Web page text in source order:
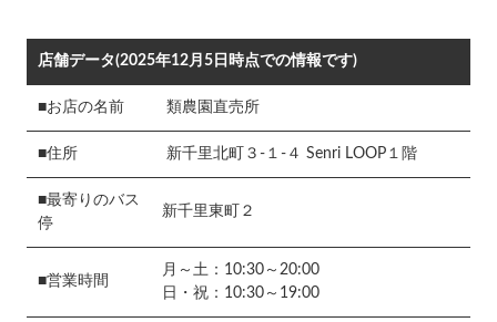
店舗データ(2025年12月5日時点での情報です)
■お店の名前 類農園直売所
■住所 新千里北町３-１-４ Senri LOOP１階
■最寄りのバス
停
新千里東町２
■営業時間
月～土：10:30～20:00
日・祝：10:30～19:00